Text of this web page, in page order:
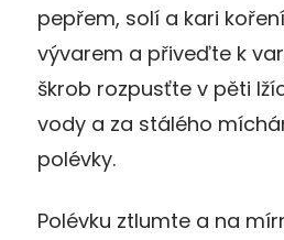
pepřem, solí a kari
vývarem a přiveďte k
škrob rozpusťte v pěti
vody a za stálého
polévky.
Polévku ztlumte a na